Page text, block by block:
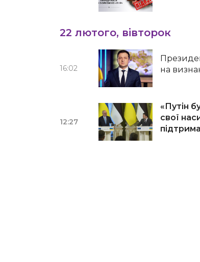
22 лютого, вівторок
16:02
на
12:27
«Путін
свої